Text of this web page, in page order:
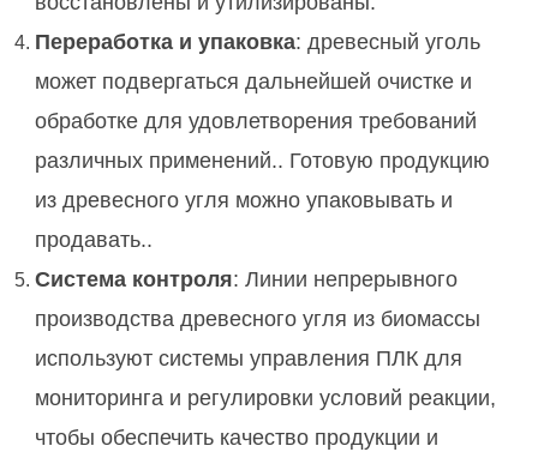
Переработка и упаковка: древесный уголь
может подвергаться дальнейшей очистке и
обработке для удовлетворения требований
различных применений.. Готовую продукцию
из древесного угля можно упаковывать и
продавать..
Система контроля: Линии непрерывного
производства древесного угля из биомассы
используют системы управления ПЛК для
мониторинга и регулировки условий реакции,
чтобы обеспечить качество продукции и